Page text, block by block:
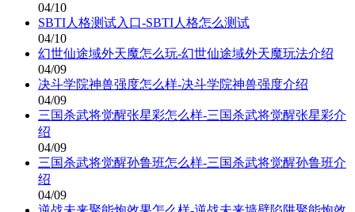
04/10
SBTI人格测试入口-SBTI人格怎么测试
04/10
幻世仙途域外天魔怎么玩-幻世仙途域外天魔玩法介绍
04/09
决斗学院神兽强度怎么样-决斗学院神兽强度介绍
04/09
三国杀武将觉醒张星彩怎么样-三国杀武将觉醒张星彩介
绍
04/09
三国杀武将觉醒孙鲁班怎么样-三国杀武将觉醒孙鲁班介
绍
04/09